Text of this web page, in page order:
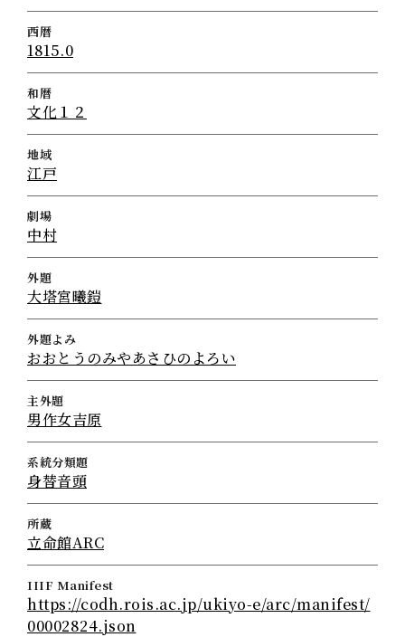
西暦
1815.0
和暦
文化１２
地域
江戸
劇場
中村
外題
大塔宮曦鎧
外題よみ
おおとうのみやあさひのよろい
主外題
男作女吉原
系統分類題
身替音頭
所蔵
立命館ARC
IIIF Manifest
https://codh.rois.ac.jp/ukiyo-e/arc/manifest/
00002824.json